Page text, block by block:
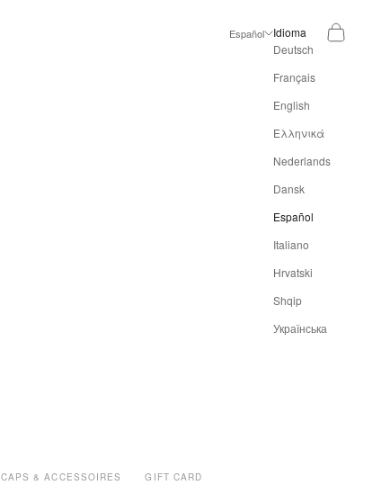
Español
Idioma
Deutsch
Français
English
Ελληνικά
Nederlands
Dansk
Español
Italiano
Hrvatski
Shqip
Українська
BuscarCesta
CAPS & ACCESSOIRES GIFT CARD